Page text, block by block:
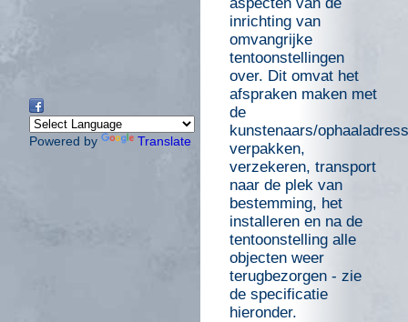
Powered by Translate
inrichting van
omvangrijke
tentoonstellingen
over. Dit omvat het
afspraken maken met
de
kunstenaars/
verpakken,
verzekeren, transport
naar de plek van
bestemming, het
installeren en na de
tentoonstelling alle
objecten weer
terugbezorgen - zie
de specificatie
hieronder.